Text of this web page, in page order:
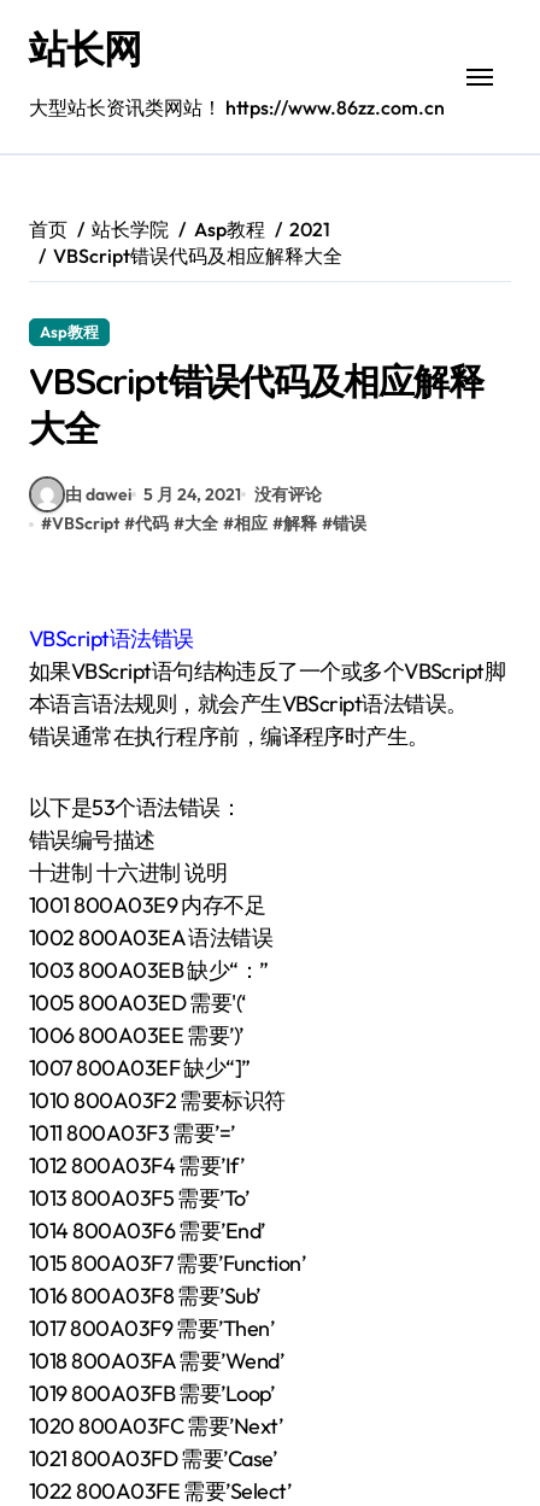
站长网
大型站长资讯类网站！ https://www.86zz.com.cn
首页 站长学院 Asp教程
2021
VBScript错误代码及相应解释大全
Asp教程
VBScript错误代码及相应解释
大全
由 dawei 5 月 24, 2021 没有评论
#VBScript #代码 #大全 #相应 #解释 #错误
VBScript语法错误
如果VBScript语句结构违反了一个或多个VBScript脚
本语言语法规则，就会产生VBScript语法错误。
错误通常在执行程序前，编译程序时产生。
以下是53个语法错误：
错误编号描述
十进制 十六进制 说明
1001 800A03E9 内存不足
1002 800A03EA 语法错误
1003 800A03EB 缺少“：”
1005 800A03ED 需要'(‘
1006 800A03EE 需要’)’
1007 800A03EF 缺少“]”
1010 800A03F2 需要标识符
1011 800A03F3 需要’=’
1012 800A03F4 需要’If’
1013 800A03F5 需要’To’
1014 800A03F6 需要’End’
1015 800A03F7 需要’Function’
1016 800A03F8 需要’Sub’
1017 800A03F9 需要’Then’
1018 800A03FA 需要’Wend’
1019 800A03FB 需要’Loop’
1020 800A03FC 需要’Next’
1021 800A03FD 需要’Case’
1022 800A03FE 需要’Select’